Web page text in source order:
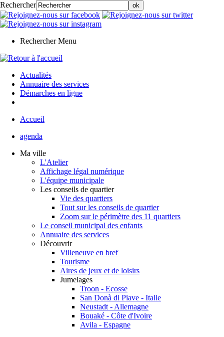
Rechercher
Rechercher Menu
Actualités
Annuaire des services
Démarches en ligne
Accueil
agenda
Ma ville
L'Atelier
Affichage légal numérique
L'équipe municipale
Les conseils de quartier
Vie des quartiers
Tout sur les conseils de quartier
Zoom sur le périmètre des 11 quartiers
Le conseil municipal des enfants
Annuaire des services
Découvrir
Villeneuve en bref
Tourisme
Aires de jeux et de loisirs
Jumelages
Troon - Ecosse
San Donà di Piave - Italie
Neustadt - Allemagne
Bouaké - Côte d'Ivoire
Avila - Espagne